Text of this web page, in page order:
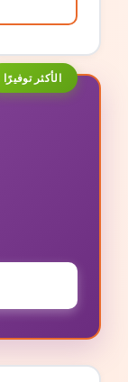
الأكثر توفيرًا